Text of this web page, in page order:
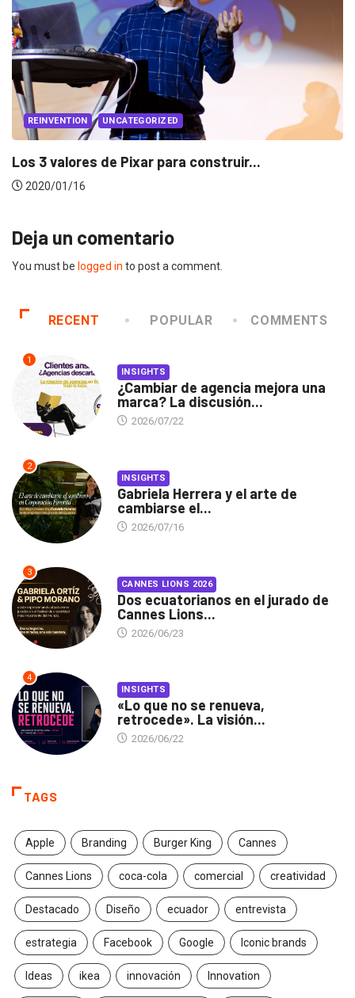
EVENTOS LUX AWARDS
Conoce a los ganadores de Lux Awards 2019
2019/12/04
Deja un comentario
You must be logged in to post a comment.
RECENT POPULAR COMMENTS
1
INSIGHTS
¿Cambiar de agencia mejora una
marca? La discusión...
2026/07/22
2
INSIGHTS
Gabriela Herrera y el arte de
cambiarse el...
2026/07/16
3
CANNES LIONS 2026
Dos ecuatorianos en el jurado de
Cannes Lions...
2026/06/23
4
INSIGHTS
«Lo que no se renueva,
retrocede». La visión...
2026/06/22
TAGS
Apple Branding Burger King Cannes
Cannes Lions coca-cola comercial creatividad
Destacado Diseño ecuador entrevista
estrategia Facebook Google Iconic brands
Ideas ikea innovación Innovation